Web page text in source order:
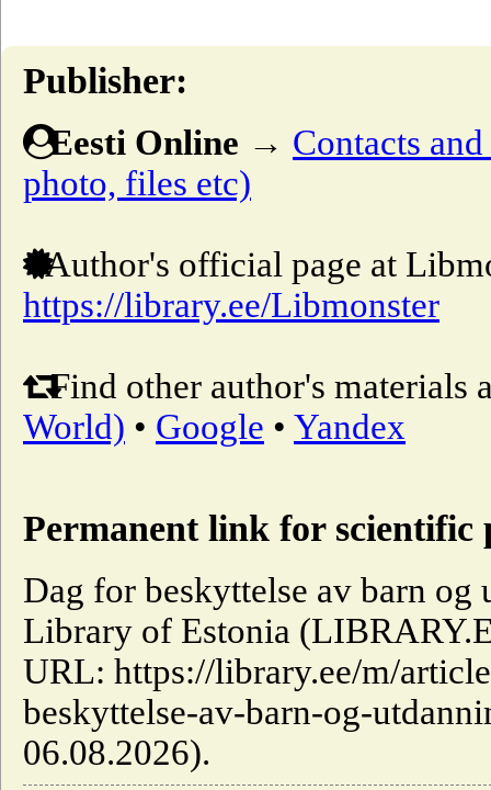
Publisher:
Eesti Online → Contacts
photo, files etc)
Author's official page at
https://library.ee/Libmonster
Find other author's materials
World) • Google • Yandex
Permanent link for scientific
Dag for beskyttelse av barn
Library of Estonia
URL: https://library.ee/m/
beskyttelse-av-barn-og-
06.08.2026).